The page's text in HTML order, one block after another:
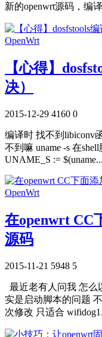
新的openwrt源码，编
OpenWrt
【心得】
决）
2015-12-29 4160 0
编译时 找不到libiconv
不到嘛 uname -s 在
UNAME_S := $(uname...
OpenWrt
在openwrt CC
源码
2015-11-21 5948 5
最近老有人问我 怎么
实是启动脚本的问题
次修改 只适合